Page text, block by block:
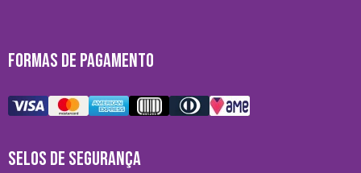
FORMAS DE PAGAMENTO
SELOS DE SEGURANÇA